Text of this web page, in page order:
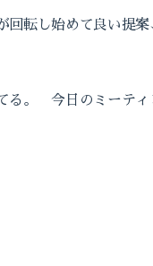
転し始めて良い提案
る。 今日のミーテ